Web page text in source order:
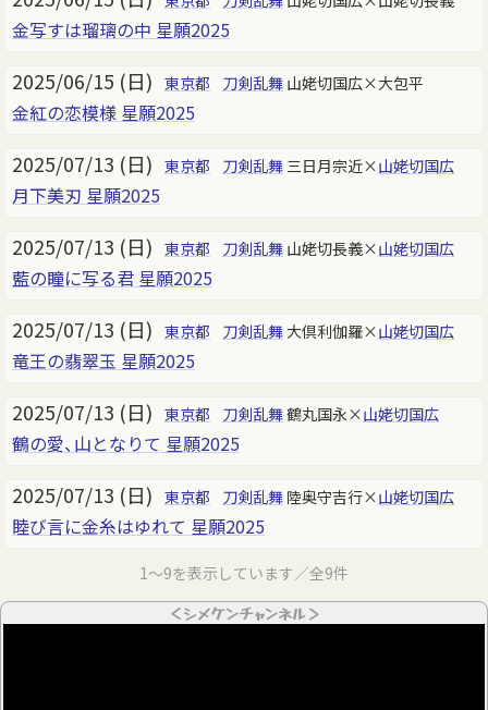
金写すは瑠璃の中 星願2025
2025/06/15 (日) 東京都 刀剣乱舞 山姥切国広×大包平
金紅の恋模様 星願2025
2025/07/13 (日) 東京都 刀剣乱舞 三日月宗近×山姥切国広
月下美刃 星願2025
2025/07/13 (日) 東京都 刀剣乱舞 山姥切長義×山姥切国広
藍の瞳に写る君 星願2025
2025/07/13 (日) 東京都 刀剣乱舞大倶利伽羅×山姥切国広
竜王の翡翠玉 星願2025
2025/07/13 (日) 東京都 刀剣乱舞鶴丸国永×山姥切国広
鶴の愛、山となりて 星願2025
2025/07/13 (日) 東京都 刀剣乱舞 陸奥守吉行×山姥切国広
睦び言に金糸はゆれて 星願2025
1～9を表示しています／全9件
＜シメケンチャンネル＞